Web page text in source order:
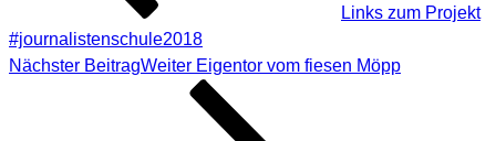
Links zum Projekt
#journalistenschule2018
Nächster BeitragWeiter Eigentor vom fiesen Möpp